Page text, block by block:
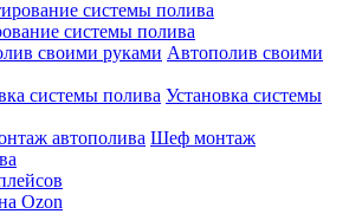
системы полива
Автополив своими
Установка системы
Шеф монтаж
Ozon